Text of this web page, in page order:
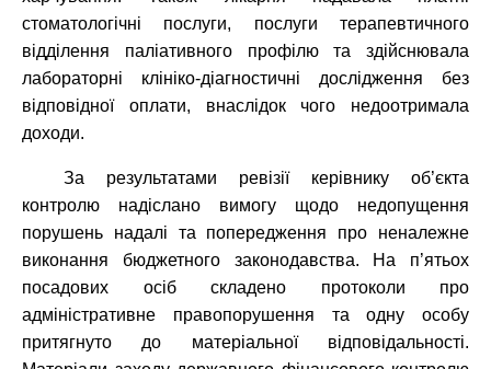
стоматологічні послуги, послуги терапевтичного
відділення паліативного профілю та здійснювала
лабораторні клініко-діагностичні дослідження без
відповідної оплати, внаслідок чого недоотримала
доходи.
За результатами ревізії керівнику об’єкта
контролю надіслано вимогу щодо недопущення
порушень надалі та попередження про неналежне
виконання бюджетного законодавства. На п’ятьох
посадових осіб складено протоколи про
адміністративне правопорушення та одну особу
притягнуто до матеріальної відповідальності.